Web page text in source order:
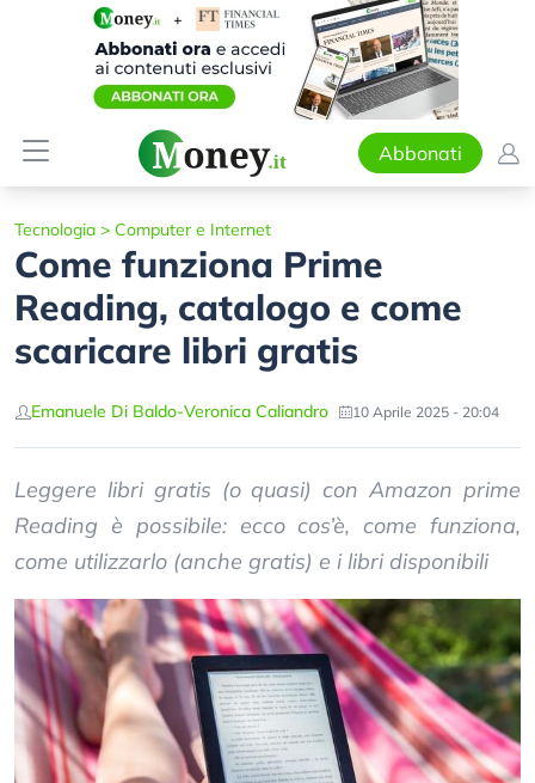
Abbonati
Tecnologia > Computer e Internet
Come funziona Prime
Reading, catalogo e come
scaricare libri gratis
Emanuele Di Baldo-Veronica Caliandro 10 Aprile 2025 - 20:04
Leggere libri gratis (o quasi) con Amazon prime
Reading è possibile: ecco cos’è, come funziona,
come utilizzarlo (anche gratis) e i libri disponibili